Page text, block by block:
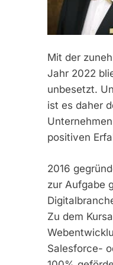
Mit der
Jahr 2022
unbesetzt.
ist es daher
positiven
2016
zur Aufgabe
Zu dem
Salesforce-